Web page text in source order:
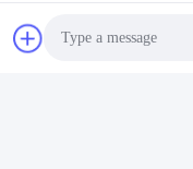
No.7, Weg 3,